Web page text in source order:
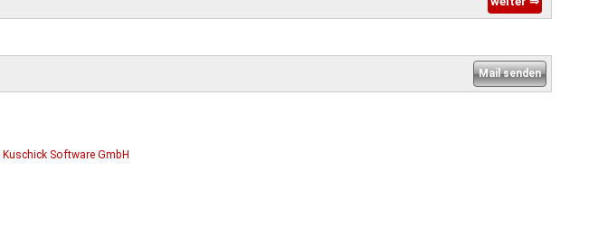
Mail senden
Kuschick Software GmbH